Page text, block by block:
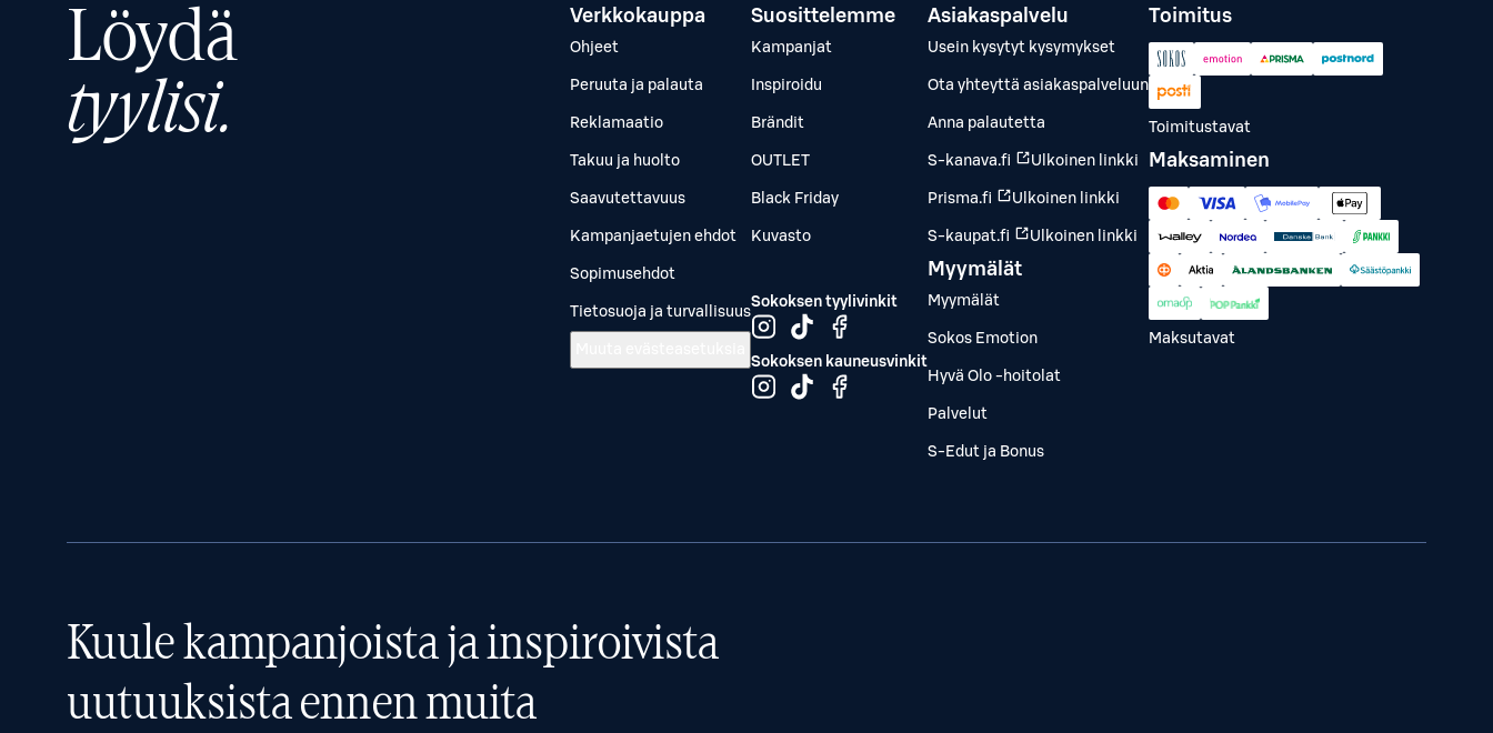
Löydä
tyylisi.
Verkkokauppa
Ohjeet
Peruuta ja palauta
Reklamaatio
Takuu ja huolto
Saavutettavuus
Kampanjaetujen ehdot
Sopimusehdot
Tietosuoja ja turvallisuus
Suosittelemme
Kampanjat
Inspiroidu
Brändit
OUTLET
Black Friday
Kuvasto
Sokoksen tyylivinkit
Sokoksen kauneusvinkit
Asiakaspalvelu
Usein kysytyt kysymykset
Ota yhteyttä asiakaspalveluun
Anna palautetta
S-kanava.fi Ulkoinen linkki
Prisma.fi Ulkoinen linkki
S-kaupat.fi Ulkoinen linkki
Myymälät
Myymälät
Sokos Emotion
Hyvä Olo -hoitolat
Palvelut
S-Edut ja Bonus
Toimitus
Toimitustavat
Maksaminen
Maksutavat
Kuule kampanjoista ja inspiroivista
uutuuksista ennen muita